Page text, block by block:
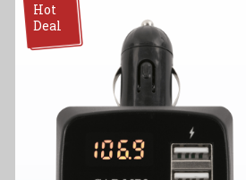
Hot
Deal